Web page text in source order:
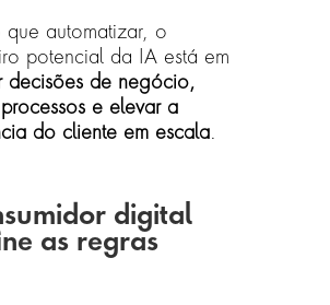
automatizar, o
potencial da IA está em
decisões de negócio,
e elevar a
do cliente em escala.
digital
as regras